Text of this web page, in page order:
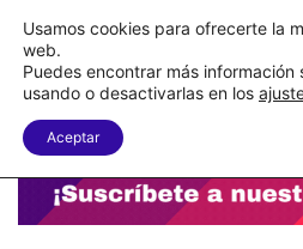
Menu
Usamos cookies para ofrecerte la
web.
Puedes encontrar más
usando o desactivarlas en los
Aceptar